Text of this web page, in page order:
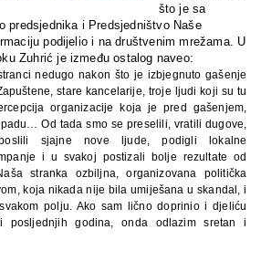
što je sa
predsjednika i Predsjedništvo Naše
podijelio i na društvenim mrežama. U
Zuhrić je između ostalog naveo:
nedugo nakon što je izbjegnuto gašenje
stare kancelarije, troje ljudi koji su tu
organizacije koja je pred gašenjem,
Od tada smo se preselili, vratili dugove,
sjajne nove ljude, podigli lokalne
i u svakoj postizali bolje rezultate od
stranka ozbiljna, organizovana politička
koja nikada nije bila umiješana u skandal, i
polju. Ako sam lično doprinio i djeliću
posljednjih godina, onda odlazim sretan i